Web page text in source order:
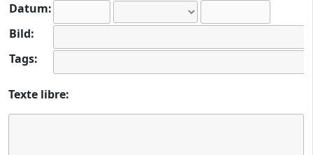
Datum:
Bild:
Tags:
Texte libre: